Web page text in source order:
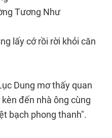
Tương Như
lấy cớ rồi rời khỏi căn
Dung mơ thấy quan
đến nhà ông cùng
bạch phong thanh".